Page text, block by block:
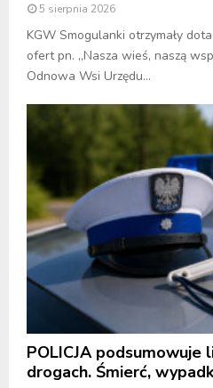
5 sierpnia 2026
KGW Smogulanki otrzymały
ofert pn. „Nasza wieś, naszą
Odnowa Wsi Urzędu...
POLICJA podsumowuje
drogach. Śmierć,